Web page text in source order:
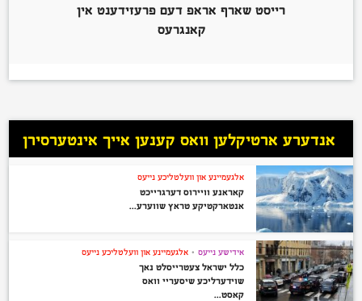
רייסט שארף אראפ דעם פרעזידענט אין
קאנגרעס
אנדערע ארטיקלען וואס קענען אייך אינטערסירן
אלגעמיינע און וועלטליכע נייעס
קאראנע וויירוס דערגרייכט
אנטארקטיקע טראץ שווערע...
אידישע נייעס • אלגעמיינע און וועלטליכע נייעס
כלל ישראל צעטרייסלט נאך
שוידערליכע שיסעריי וואס
קאסט...